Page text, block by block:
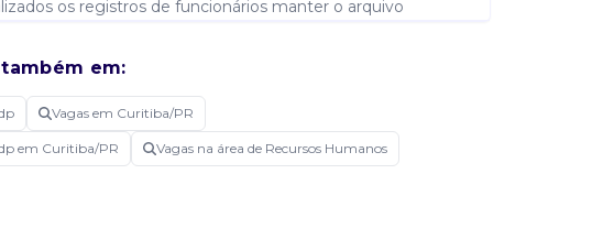
os registros de funcionários manter o arquivo
em:
Vagas em Curitiba/PR
em Curitiba/PR Vagas na área de Recursos Humanos